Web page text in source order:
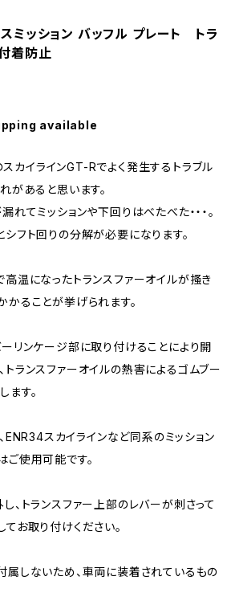
ミッション バッフル プレート トラ
着防止
available
カイラインGT-Rでよく発生するトラブル
があると思います。
れてミッションや下回りはべたべた・・・。
フト回りの分解が必要になります。
高温になったトランスファーオイルが搔き
かることが挙げられます。
リンケージ部に取り付けることにより開
ランスファーオイルの熱害によるゴムブー
ます。
スカイラインなど同系のミッション
ご使用可能です。
、トランスファー上部のレバーが刺さって
お取り付けください。
しないため、車両に装着されているもの